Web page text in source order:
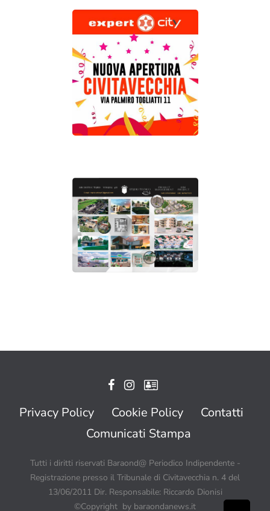
Privacy Policy Cookie Policy
Contatti
Comunicati Stampa
Tutti i diritti riservati Baraond@ Periodico Indipendente -
Registrazione presso il Tribunale di Civitavecchia n. 4 del
13/06/2011 Dir. Responsabile: Riccardo Dionisi
©Copyright by baraondanews.it